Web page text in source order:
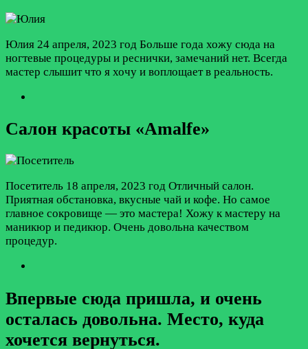
Юлия 24 апреля, 2023 год Больше года хожу сюда на
ногтевые процедуры и реснички, замечаний нет. Всегда
мастер слышит что я хочу и воплощает в реальность.
Салон красоты «Amalfe»
Посетитель 18 апреля, 2023 год Отличный салон.
Приятная обстановка, вкусные чай и кофе. Но самое
главное сокровище — это мастера! Хожу к мастеру на
маникюр и педикюр. Очень довольна качеством
процедур.
Впервые сюда пришла, и очень
осталась довольна. Место, куда
хочется вернуться.